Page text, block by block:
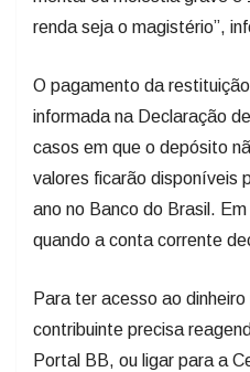
renda seja o magistério”,
O pagamento da
informada na Declaração
casos em que o depósito
valores ficarão disponíveis
ano no Banco do Brasil.
quando a conta corrente
Para ter acesso ao
contribuinte precisa
Portal BB, ou ligar para a